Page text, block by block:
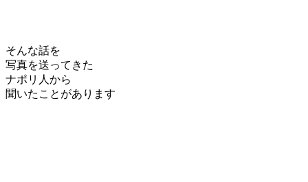
そんな話を
写真を送ってきた
ナポリ人から
聞いたことがあります